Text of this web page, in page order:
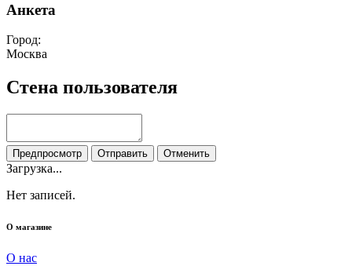
Анкета
Город:
Москва
Стена пользователя
Предпросмотр Отправить Отменить
Загрузка...
Нет записей.
О магазине
О нас